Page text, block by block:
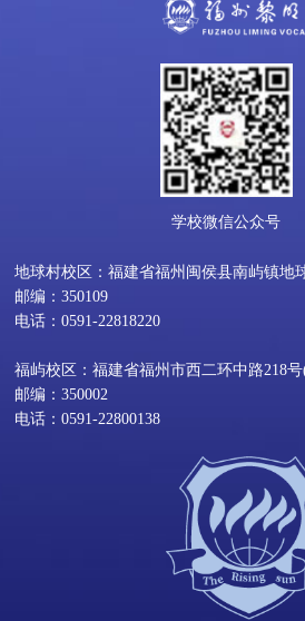
学校微信公众号
地球村校区：福建省福州闽侯县南屿镇地
邮编：350109
电话：0591-22818220
福屿校区：福建省福州市西二环中路218
邮编：350002
电话：0591-22800138